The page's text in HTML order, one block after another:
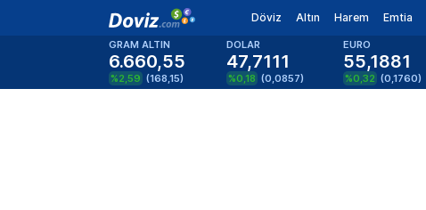
Döviz Altın Harem Emtia
GRAM ALTIN
6.660,55
%2,59 (168,15)
DOLAR
47,7111
%0,18 (0,0857)
EURO
55,1881
%0,32 (0,1760)